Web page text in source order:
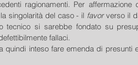
ragionamenti. Per
singolarità del caso - il favor verso il
tecnico si sarebbe fondato su
fallaci.
quindi inteso fare emenda di presunti